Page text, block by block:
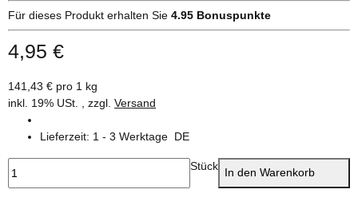
Für dieses Produkt erhalten Sie 4.95 Bonuspunkte
4,95 €
141,43 € pro 1 kg
inkl. 19% USt. , zzgl. Versand
Lieferzeit: 1 - 3 Werktage DE
Stück In den Warenkorb